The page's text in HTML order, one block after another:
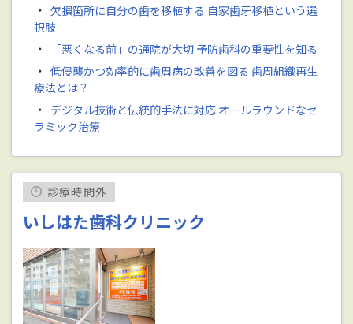
・ 欠損箇所に自分の歯を移植する 自家歯牙移植という選
択肢
・ 「悪くなる前」の通院が大切 予防歯科の重要性を知る
・ 低侵襲かつ効率的に歯周病の改善を図る 歯周組織再生
療法とは？
・ デジタル技術と伝統的手法に対応 オールラウンドなセ
ラミック治療
診療時間外
いしはた歯科クリニック